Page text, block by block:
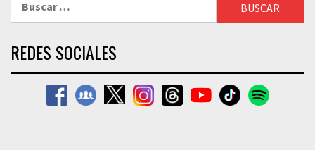
REDES SOCIALES